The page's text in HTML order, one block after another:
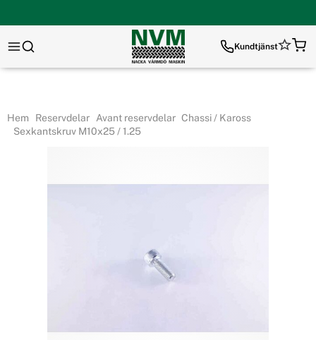
Kundtjänst
Hem Reservdelar Avant reservdelar Chassi / Kaross
Sexkantskruv M10x25 / 1.25